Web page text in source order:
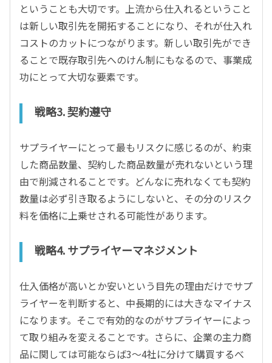
ということも大切です。上流から仕入れるということ
は新しい取引先を開拓することになり、それが仕入れ
コストのカットにつながります。新しい取引先ができ
ることで既存取引先へのけん制にもなるので、事業成
功にとって大切な要素です。
戦略3. 契約遵守
サプライヤーにとって最もリスクに感じるのが、約束
した商品数量、契約した商品数量が売れないという理
由で削減されることです。どんなに売れなくても契約
数量は必ず引き取るようにしないと、その分のリスク
料を価格に上乗せされる可能性があります。
戦略4. サプライヤーマネジメント
仕入価格が高いとか安いという目先の理由だけでサプ
ライヤーを判断すると、中長期的には大きなマイナス
になります。そこで有効的なのがサプライヤーによっ
て取り組みを変えることです。さらに、企業の主力商
品に関しては可能ならば3～4社に分けて購買するべ